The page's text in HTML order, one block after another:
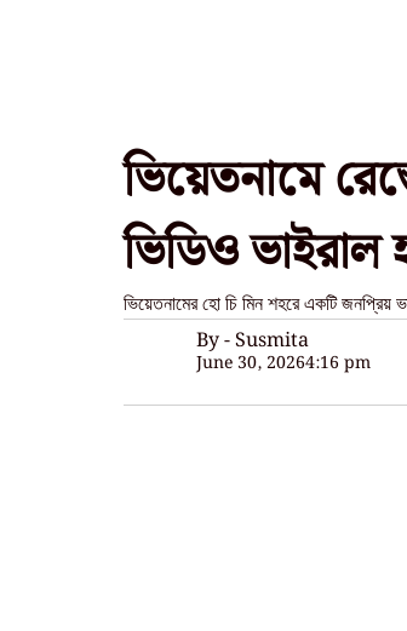
ভিয়েতনামে
ভিডিও ভাইরাল
ভিয়েতনামের হো চি মিন শহরে একটি জনপ্রিয়
By - Susmita
June 30, 20264:16 pm